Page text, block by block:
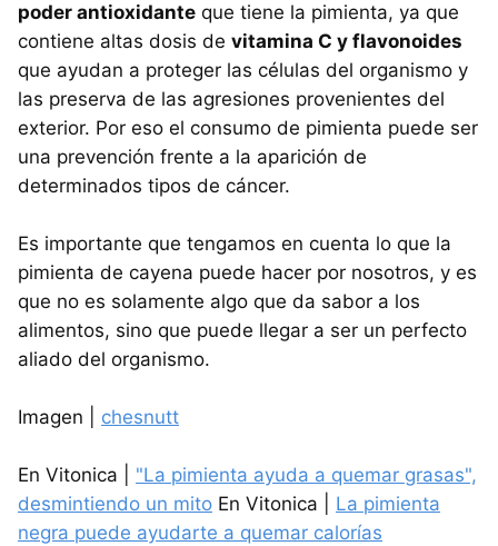
poder antioxidante que tiene la pimienta, ya que
contiene altas dosis de vitamina C y flavonoides
que ayudan a proteger las células del organismo y
las preserva de las agresiones provenientes del
exterior. Por eso el consumo de pimienta puede ser
una prevención frente a la aparición de
determinados tipos de cáncer.
Es importante que tengamos en cuenta lo que la
pimienta de cayena puede hacer por nosotros, y es
que no es solamente algo que da sabor a los
alimentos, sino que puede llegar a ser un perfecto
aliado del organismo.
Imagen | chesnutt
En Vitonica | "La pimienta ayuda a quemar grasas",
desmintiendo un mito En Vitonica | La pimienta
negra puede ayudarte a quemar calorías